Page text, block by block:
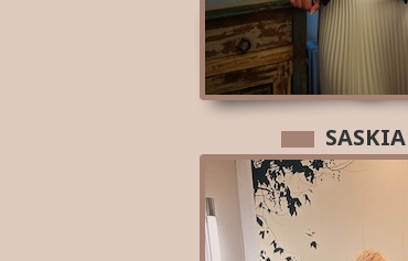
SASKIA